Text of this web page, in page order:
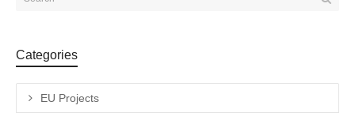
Categories
EU Projects